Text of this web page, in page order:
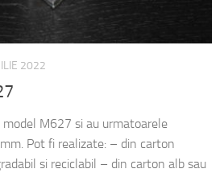
2022
M627 si au urmatoarele
Pot fi realizate: – din carton
si reciclabil – din carton alb sau